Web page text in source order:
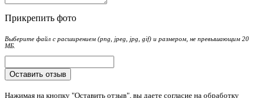
Прикрепить фото
Выберите файл с расширением (png, jpeg, jpg, gif) и размером, не превышающим 20
МБ.
Оставить отзыв
Нажимая на кнопку "Оставить отзыв", вы даете согласие на обработку